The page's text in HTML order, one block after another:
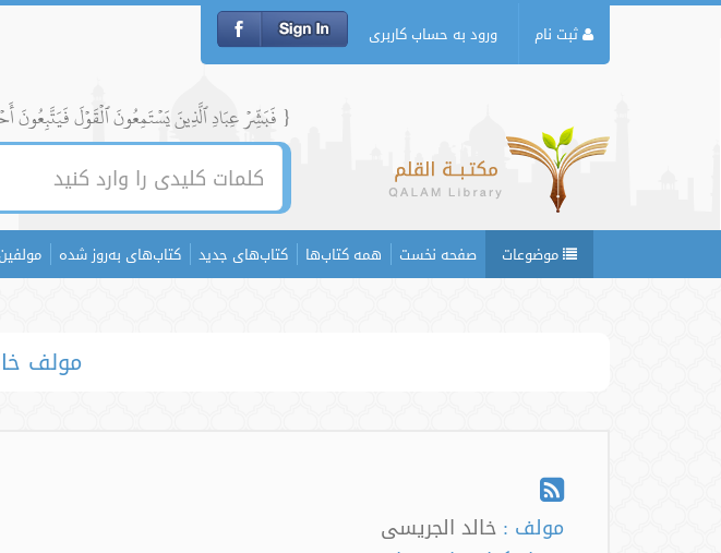
ثبت نام ورود به حساب کاربری
{ فَبَشِّرۡ عِبَادِ ٱلَّذِينَ يَسۡتَمِعُونَ ٱلۡقَوۡلَ فَيَتَّبِعُونَ
موضوعات صفحه نخست همه کتاب‌ها کتاب‌های جدید کتاب‌های به‌روز شده مولفین
مولف
مولف : خالد الجریسی